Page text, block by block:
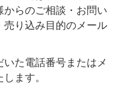
からのご相談・お問い
り込み目的のメール
た電話番号またはメ
ます。